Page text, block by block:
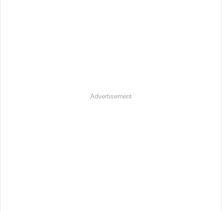
Advertisement